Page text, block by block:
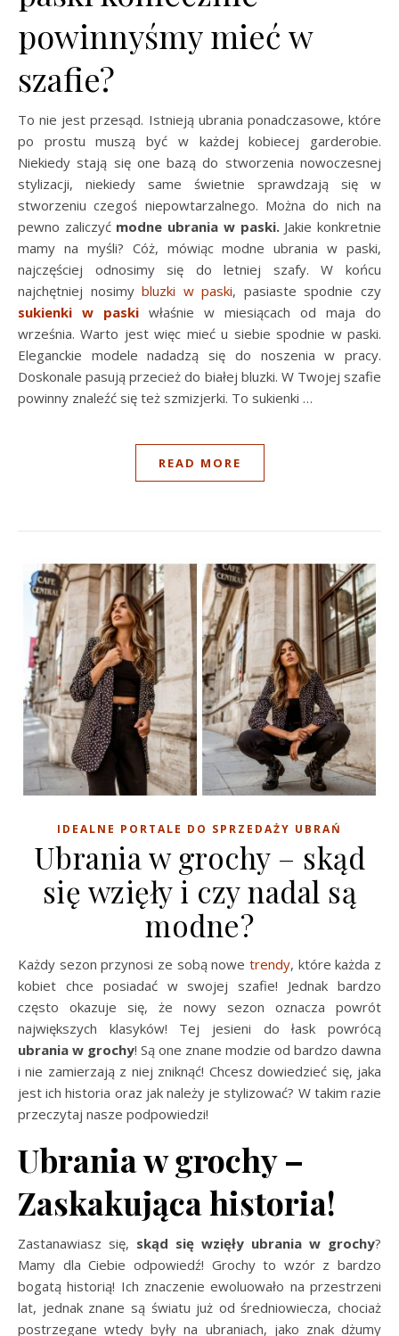
powinnyśmy mieć w
szafie?
To nie jest przesąd. Istnieją ubrania ponadczasowe, które
po prostu muszą być w każdej kobiecej garderobie.
Niekiedy stają się one bazą do stworzenia nowoczesnej
stylizacji, niekiedy same świetnie sprawdzają się w
stworzeniu czegoś niepowtarzalnego. Można do nich na
pewno zaliczyć modne ubrania w paski.Jakie konkretnie
mamy na myśli? Cóż, mówiąc modne ubrania w paski,
najczęściej odnosimy się do letniej szafy. W końcu
najchętniej nosimybluzki w paski, pasiaste spodnie czy
sukienki w paski właśnie w miesiącach od maja do
września. Warto jest więc mieć u siebie spodnie w paski.
Eleganckie modele nadadzą się do noszenia w pracy.
Doskonale pasują przecież do białej bluzki. W Twojej szafie
powinny znaleźć się też szmizjerki. To sukienki …
READ MORE
IDEALNE PORTALE DO SPRZEDAŻY UBRAŃ
Ubrania w grochy – skąd
się wzięły i czy nadal są
modne?
Każdy sezon przynosi ze sobą nowe trendy, które każda z
kobiet chce posiadać w swojej szafie! Jednak bardzo
często okazuje się, że nowy sezon oznacza powrót
największych klasyków! Tej jesieni do łask powrócą
ubrania w grochy! Są one znane modzie od bardzo dawna
i nie zamierzają z niej zniknąć! Chcesz dowiedzieć się, jaka
jest ich historia oraz jak należy je stylizować? W takim razie
przeczytaj nasze podpowiedzi!
Ubrania w grochy –
Zaskakująca historia!
Zastanawiasz się, skąd się wzięły ubrania w grochy?
Mamy dla Ciebie odpowiedź! Grochy to wzór z bardzo
bogatą historią! Ich znaczenie ewoluowało na przestrzeni
lat, jednak znane są światu już od średniowiecza, chociaż
postrzegane wtedy były na ubraniach, jako znak dżumy